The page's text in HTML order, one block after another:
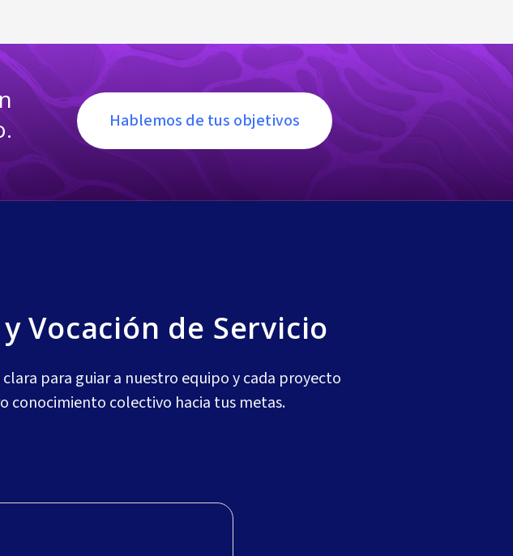
Hablemos de tus objetivos
Vocación de Servicio
para guiar a nuestro equipo y cada proyecto
conocimiento colectivo hacia tus metas.